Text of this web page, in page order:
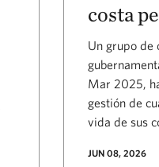
costa
Un grupo de
Mar 2025,
gestión de
vida de sus
JUN 08, 2026